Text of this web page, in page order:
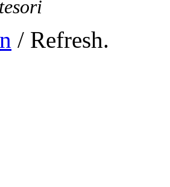
/ Refresh.